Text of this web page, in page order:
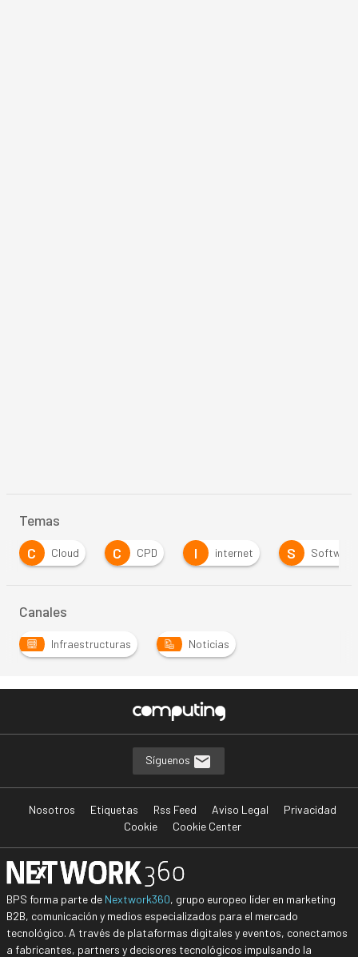
Temas
C
Cloud C CPD I internet S Software
Canales
Infraestructuras Noticias
Síguenos
Nosotros Etiquetas Rss Feed Aviso Legal
Privacidad
Cookie
Cookie Center
BPS forma parte de Nextwork360, grupo europeo líder en marketing
B2B, comunicación y medios especializados para el mercado
tecnológico. A través de plataformas digitales y eventos, conectamos
a fabricantes, partners y decisores tecnológicos impulsando la